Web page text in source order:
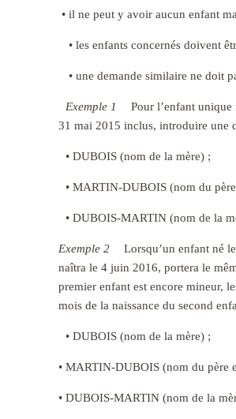
• il ne peut y avoir aucun enfant
• les enfants concernés doivent
• une demande similaire ne doit
Exemple 1
Pour l’enfant unique
31 mai 2015 inclus, introduire une
• DUBOIS (nom de la mère) ;
• MARTIN-DUBOIS (nom du
• DUBOIS-MARTIN (nom de la
Exemple 2 Lorsqu’un enfant né
naîtra le 4 juin 2016, portera le
premier enfant est encore mineur,
mois de la naissance du second
• DUBOIS (nom de la mère) ;
• MARTIN-DUBOIS (nom du père
• DUBOIS-MARTIN (nom de la